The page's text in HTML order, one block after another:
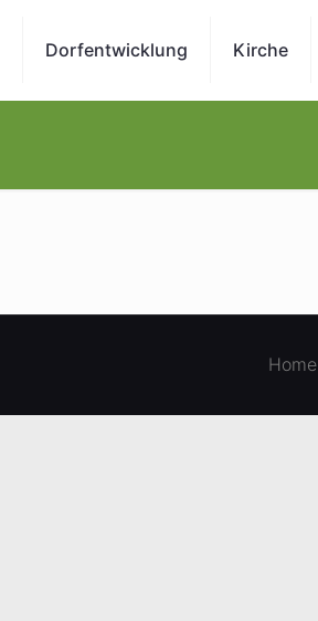
Dorfentwicklung Kirche
Home